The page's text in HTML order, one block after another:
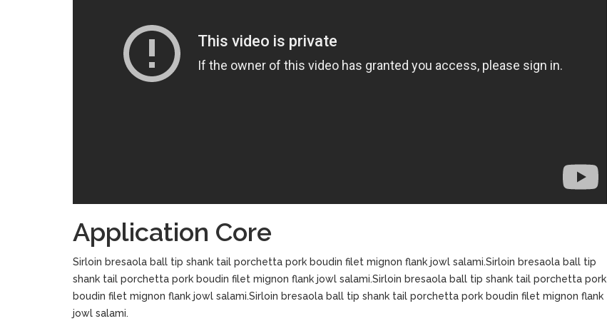
Application Core
Sirloin bresaola ball tip shank tail porchetta pork boudin filet mignon flank jowl salami.Sirloin bresaola ball tip
shank tail porchetta pork boudin filet mignon flank jowl salami.Sirloin bresaola ball tip shank tail porchetta pork
boudin filet mignon flank jowl salami.Sirloin bresaola ball tip shank tail porchetta pork boudin filet mignon flank
jowl salami.